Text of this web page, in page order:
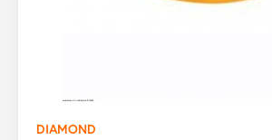
DIAMOND